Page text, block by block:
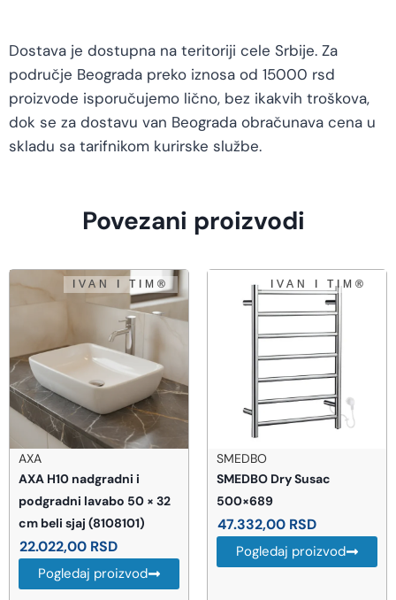
Dostava je dostupna na teritoriji cele Srbije. Za
područje Beograda preko iznosa od 15000 rsd
proizvode isporučujemo lično, bez ikakvih troškova,
dok se za dostavu van Beograda obračunava cena u
skladu sa tarifnikom kurirske službe.
Povezani proizvodi
SMEDBO
SMEDBO Dry Susac
500×689
47.332,00RSD
Pogledaj proizvod
Hidrant prazan 4515
12.852,00RSD
Pogledaj proizvod